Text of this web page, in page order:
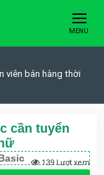
MENU
viên bán hàng thời
cần tuyển
139 Lượt xem